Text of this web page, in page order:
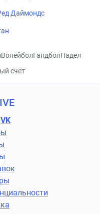
Даймондс
ВолейболГандболПадел
счет
VK